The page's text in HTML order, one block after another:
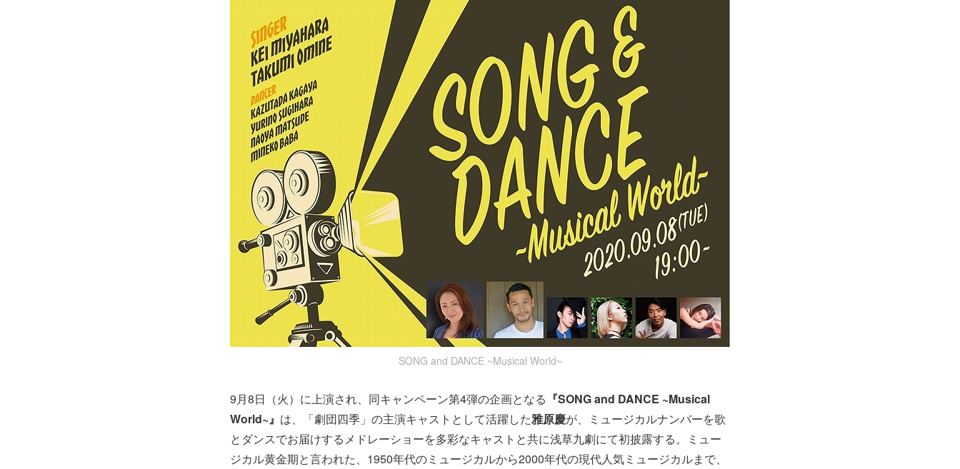
SONG and DANCE ~Musical World~
9月8日（火）に上演され、同キャンペーン第4弾の企画となる 『SONG and DANCE ~Musical
World~』 は、「劇団四季」の主演キャストとして活躍した雅原慶が、ミュージカルナンバーを歌
とダンスでお届けするメドレーショーを多彩なキャストと共に浅草九劇にて初披露する。ミュー
ジカル黄金期と言われた、1950年代のミュージカルから2000年代の現代人気ミュージカルまで、